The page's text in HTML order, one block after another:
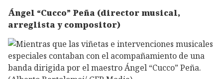
Ángel “Cucco” Peña (director musical,
arreglista y compositor)